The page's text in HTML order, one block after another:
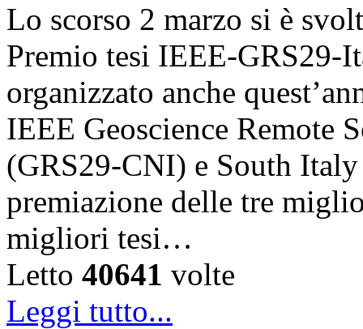
Lo scorso 2 marzo si è
Premio tesi IEEE-GRS29-
organizzato anche
IEEE Geoscience Remote
(GRS29-CNI) e South
premiazione delle tre
migliori tesi…
Letto 40641 volte
Leggi tutto...